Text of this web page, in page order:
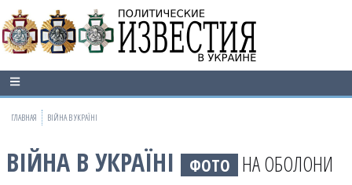
ГЛАВНАЯ ВІЙНА В УКРАЇНІ
ВІЙНА В УКРАЇНІ ФОТО НА ОБОЛОНИ